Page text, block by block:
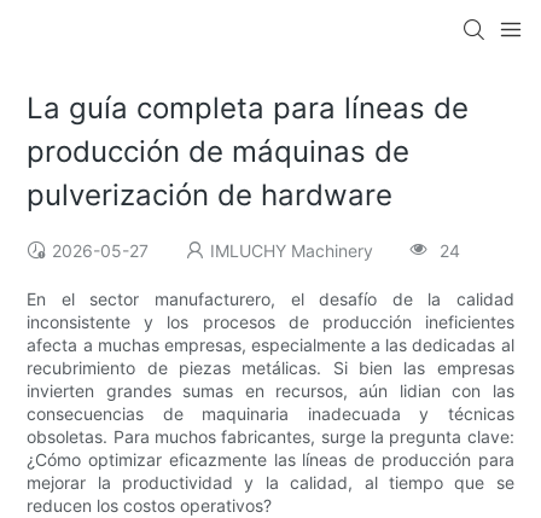
La guía completa para líneas de
producción de máquinas de
pulverización de hardware
2026-05-27 IMLUCHY Machinery 24
En el sector manufacturero, el desafío de la calidad
inconsistente y los procesos de producción ineficientes
afecta a muchas empresas, especialmente a las dedicadas al
recubrimiento de piezas metálicas. Si bien las empresas
invierten grandes sumas en recursos, aún lidian con las
consecuencias de maquinaria inadecuada y técnicas
obsoletas. Para muchos fabricantes, surge la pregunta clave:
¿Cómo optimizar eficazmente las líneas de producción para
mejorar la productividad y la calidad, al tiempo que se
reducen los costos operativos?